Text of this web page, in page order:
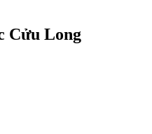
Cửu Long